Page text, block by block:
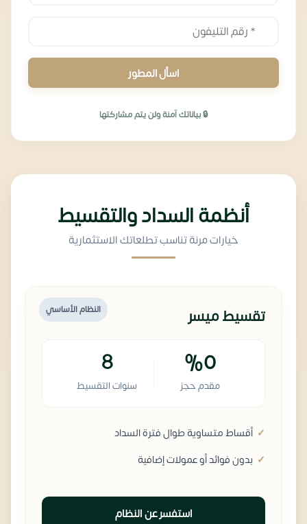
اسأل المطور
🔒 بياناتك آمنة ولن يتم مشاركتها
أنظمة السداد والتقسيط
خيارات مرنة تناسب تطلعاتك الاستثمارية
النظام الأساسي تقسيط ميسر
%0
مقدم حجز
8
سنوات التقسيط
أقساط متساوية طوال فترة السداد
بدون فوائد أو عمولات إضافية
استفسر عن النظام